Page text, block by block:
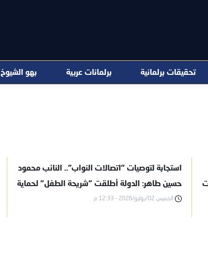
تحقيقات برلمانية برلمانات عربية بهو الشيوخ
استجابة لتوصيات "اتصالات النواب".. النائب محمود
حسين طاهر: الدولة أطلقت "شريحة الطفل" لحماية
الأسرة
الخميس 02/يوليو/2026 - 12:33 م